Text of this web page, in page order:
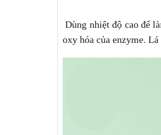
Dùng nhiệt độ cao để
oxy hóa của enzyme.